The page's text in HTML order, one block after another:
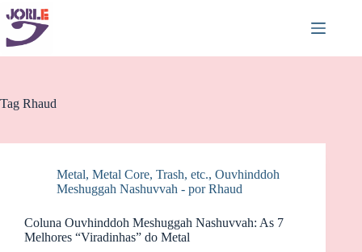
Pular
para
conteúdo
Tag Rhaud
Metal, Metal Core, Trash, etc., Ouvhinddoh
Meshuggah Nashuvvah - por Rhaud
Coluna Ouvhinddoh Meshuggah Nashuvvah: As 7
Melhores “Viradinhas” do Metal